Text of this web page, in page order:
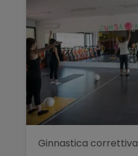
Ginnastica correttiva